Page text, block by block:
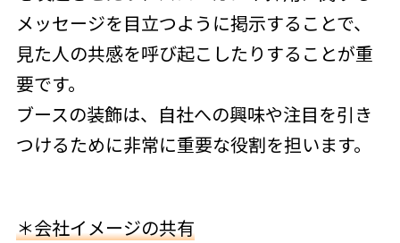
メッセージを目立つように掲示することで、
見た人の共感を呼び起こしたりすることが重
要です。
ブースの装飾は、自社への興味や注目を引き
つけるために非常に重要な役割を担います。
＊会社イメージの共有